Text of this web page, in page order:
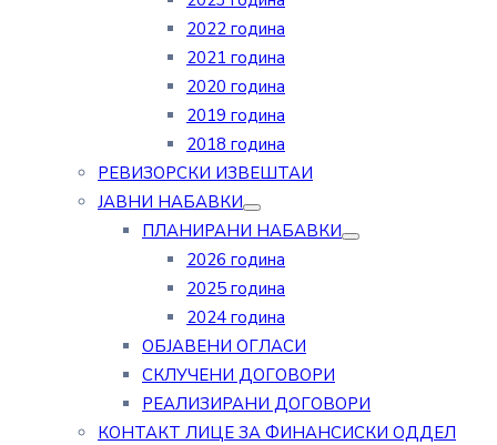
2022 година
2021 година
2020 година
2019 година
2018 година
РЕВИЗОРСКИ ИЗВЕШТАИ
ЈАВНИ НАБАВКИ
ПЛАНИРАНИ НАБАВКИ
2026 година
2025 година
2024 година
ОБЈАВЕНИ ОГЛАСИ
СКЛУЧЕНИ ДОГОВОРИ
РЕАЛИЗИРАНИ ДОГОВОРИ
КОНТАКТ ЛИЦЕ ЗА ФИНАНСИСКИ ОДДЕЛ